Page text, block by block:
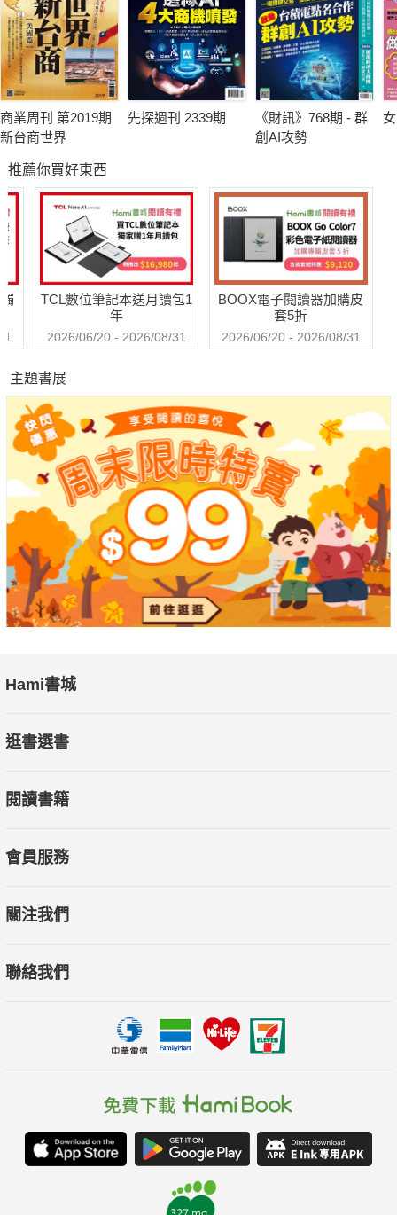
商業周刊 第2019期
新台商世界
先探週刊 2339期
《財訊》768期 - 群
創AI攻勢
推薦你買好東西
TCL數位筆記本送月讀包1
年
2026/06/20 - 2026/08/31
BOOX電子閱讀器加購皮
套5折
2026/06/20 - 2026/08/31
主題書展
Hami書城
逛書選書
閱讀書籍
會員服務
關注我們
聯絡我們